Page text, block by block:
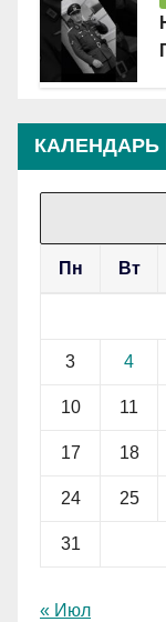
Пн Вт
3 4
10 11
17 18
24 25
31
« Июл